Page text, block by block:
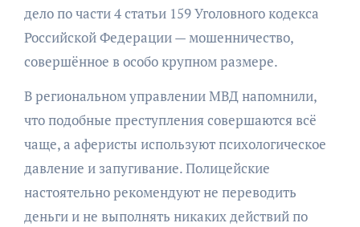
дело по части 4 статьи 159 Уголовного кодекса
Российской Федерации — мошенничество,
совершённое в особо крупном размере.
В региональном управлении МВД напомнили,
что подобные преступления совершаются всё
чаще, а аферисты используют психологическое
давление и запугивание. Полицейские
настоятельно рекомендуют не переводить
деньги и не выполнять никаких действий по